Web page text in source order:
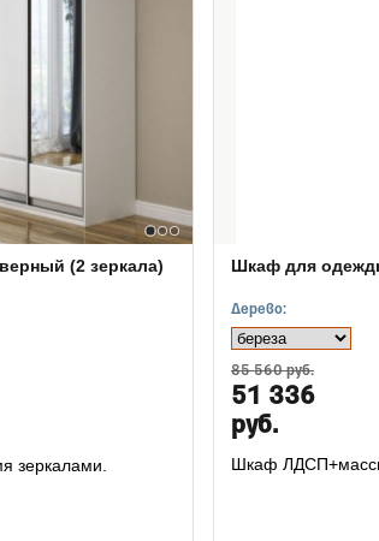
(2 зеркала)
зеркалами.
Шкаф для
Дерево:
85 560 руб.
51 336
руб.
Шкаф